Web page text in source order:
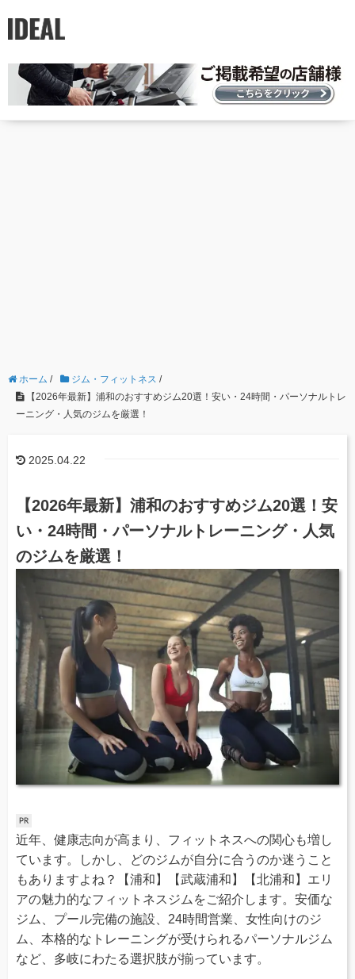
ホーム / ジム・フィットネス /
【2026年最新】浦和のおすすめジム20選！安い・24時間・パーソナルトレ
ーニング・人気のジムを厳選！
2025.04.22
【2026年最新】浦和のおすすめジム20選！安
い・24時間・パーソナルトレーニング・人気
のジムを厳選！
近年、健康志向が高まり、フィットネスへの関心も増し
ています。しかし、どのジムが自分に合うのか迷うこと
もありますよね？【浦和】【武蔵浦和】【北浦和】エリ
アの魅力的なフィットネスジムをご紹介します。安価な
ジム、プール完備の施設、24時間営業、女性向けのジ
ム、本格的なトレーニングが受けられるパーソナルジム
など、多岐にわたる選択肢が揃っています。